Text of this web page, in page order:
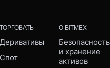
ТОРГОВАТЬ
Деривативы
Спот
О BITMEX
Безопасность
и хранение
активов